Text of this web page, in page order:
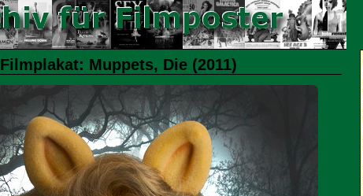
Filmplakat: Muppets, Die (2011)